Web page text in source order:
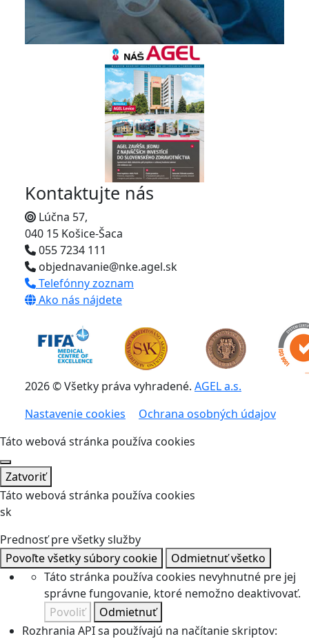
Kontaktujte nás
Lúčna 57,
040 15 Košice-Šaca
055 7234 111
objednavanie@nke.agel.sk
Telefónny zoznam
Ako nás nájdete
2026 © Všetky práva vyhradené. AGEL a.s.
Nastavenie cookies
Ochrana osobných údajov
Táto webová stránka používa cookies
Zatvoriť
Táto webová stránka používa cookies
sk
Prednosť pre všetky služby
Povoľte všetky súbory cookie
Odmietnuť všetko
Táto stránka používa cookies nevyhnutné pre jej
správne fungovanie, ktoré nemožno deaktivovať.
Povoliť
Odmietnuť
Rozhrania API sa používajú na načítanie skriptov: